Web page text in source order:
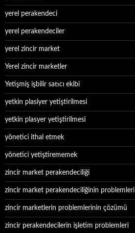
yerel perakendeci
yerel perakendeciler
yerel zincir market
Yerel zincir marketler
Yetişmiş işbilir satıcı ekibi
yetkin plasiyer yetiştirilmesi
yetkin plasyer yetiştirilmesi
yönetici ithal etmek
yönetici yetiştirememek
zincir market perakendeciliği
zincir market perakendeciliğinin problemleri
zincir marketlerin problemlerinin çözümü
zincir perakendecilerin işletim problemleri